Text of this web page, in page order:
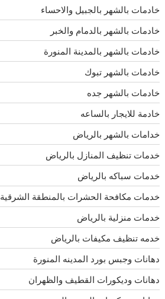
خادمات بالشهر بالجبيل والاحساء
خادمات بالشهر بالدمام والخبر
خادمات بالشهر بالمدينة المنورة
خادمات بالشهر تبوك
خادمات بالشهر جده
خادمة للايجار بالساعه
خدامات بالشهر بالرياض
خدمات تنظيف المنازل بالرياض
خدمات سباكه بالرياض
خدمات مكافحة الحشرات بالمنطقة الشرقية
خدمات منزلية بالرياض
خدمه تنظيف مكيفات بالرياض
دهانات وجبس بورد المدينه المنورة
دهانات وديكورات القطيف والظهران